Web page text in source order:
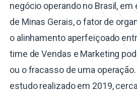
negócio operando no Brasil,
de Minas Gerais, o fator de
o alinhamento aperfeiçoado
time de Vendas e Marketing
ou o fracasso de uma
estudo realizado em 2019,